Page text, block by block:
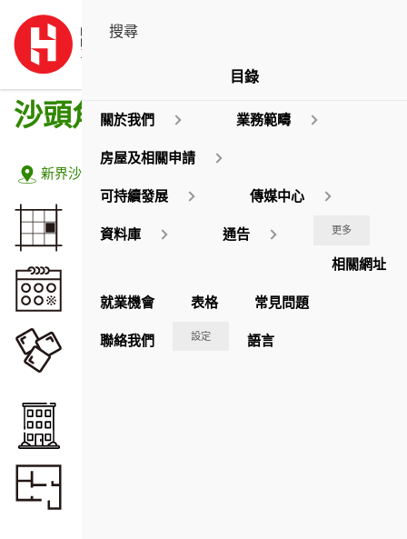
沙頭角邨
地址:
新界沙頭角沙頭角邨
35,037.90
1988 / 89 / 91 / 2017
座數
目錄
關於我們 業務範疇
房屋及相關申請
可持續發展 傳媒中心
資料庫 通告 更多
相關網址
就業機會 表格 常見問題
聯絡我們 設定 語言